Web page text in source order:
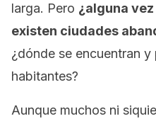
larga. Pero ¿alguna
existen ciudades
¿dónde se encuentran
habitantes?
Aunque muchos ni